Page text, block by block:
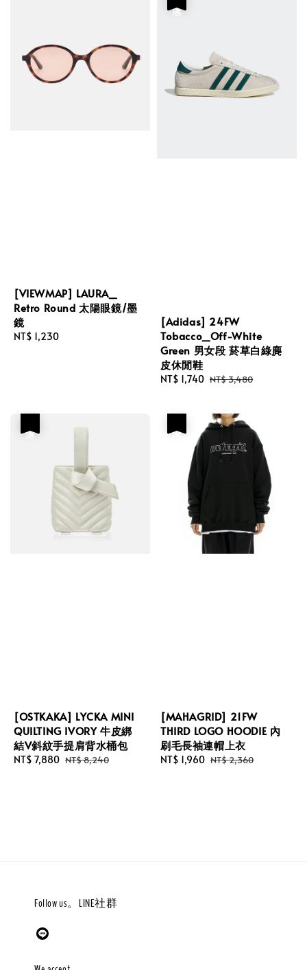
[VIEWMAP] LAURA_
Retro Round 太陽眼鏡/墨
鏡
Regular
NT$ 1,230
[Adidas] 24FW
Tobacco_Off-White
Green 男女段 菸草白綠麂
皮休閒鞋
Sale
NT$ 1,740 Regular
NT$ 3,480
[OSTKAKA] LYCKA MINI
QUILTING IVORY 牛皮綁
結V斜紋手提肩背水桶包
Sale
NT$ 7,880 Regular
NT$ 8,240
[MAHAGRID] 21FW
THIRD LOGO HOODIE 內
刷毛長袖連帽上衣
Sale
NT$ 1,960 Regular
NT$ 2,360
Follow us。LINE社群